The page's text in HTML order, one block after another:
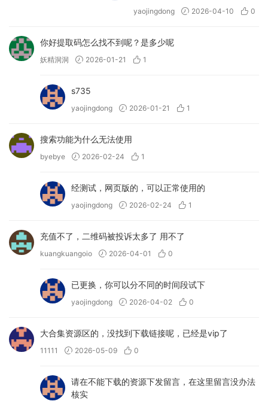
yaojingdong 2026-04-10 0
你好提取码怎么找不到呢？是多少呢
妖精洞洞 2026-01-21 1
s735
yaojingdong 2026-01-21 1
搜索功能为什么无法使用
byebye 2026-02-24 1
经测试，网页版的，可以正常使用的
yaojingdong 2026-02-24 1
充值不了，二维码被投诉太多了 用不了
kuangkuangoio 2026-04-01 0
已更换，你可以分不同的时间段试下
yaojingdong 2026-04-02 0
大合集资源区的，没找到下载链接呢，已经是vip了
11111 2026-05-09 0
请在不能下载的资源下发留言，在这里留言没办法
核实